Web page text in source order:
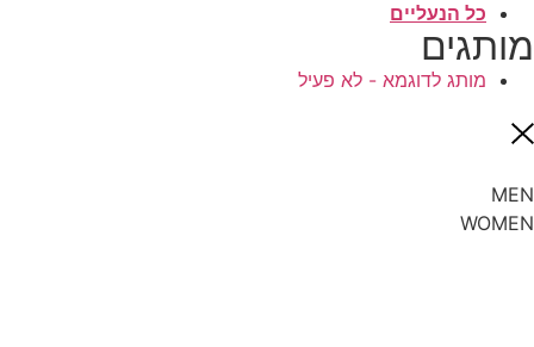
כל הנעליים
מותגים
מותג לדוגמא - לא פעיל
MEN
WOMEN